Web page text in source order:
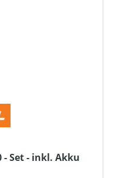
- Set - inkl. Akku